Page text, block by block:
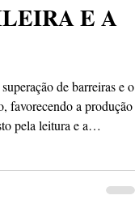
E A
de barreiras e o
favorecendo a produção
pela leitura e a